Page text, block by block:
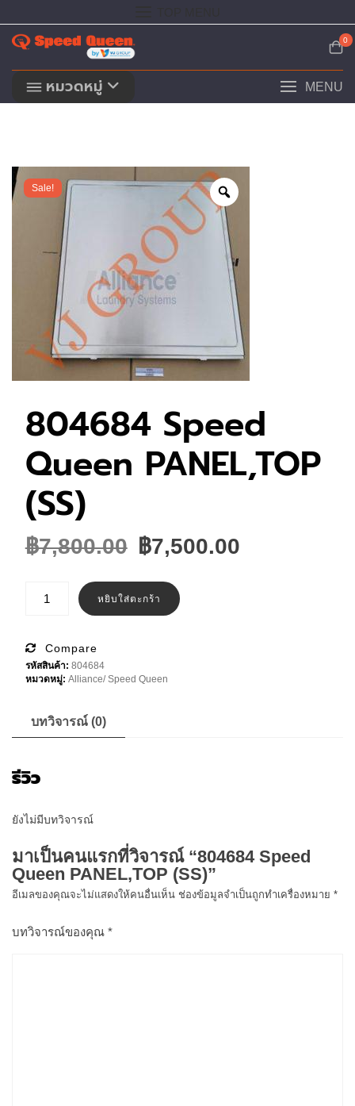
content
0
หมวดหมู่ MENU
Sale!
804684 Speed
Queen PANEL,TOP
(SS)
฿7,800.00 Original
was:
฿7,800.00.
฿7,500.00
804684
(SS)
ชิ้น
หยิบใส่ตะกร้า
Compare
รหัสสินค้า: 804684
หมวดหมู่: Alliance/ Speed Queen
บทวิจารณ์ (0)
รีวิว
ยังไม่มีบทวิจารณ์
มาเป็นคนแรกที่วิจารณ์ “804684 Speed
Queen PANEL,TOP (SS)”
อีเมลของคุณจะไม่แสดงให้คนอื่นเห็น ช่องข้อมูลจำเป็นถูกทำเครื่องหมาย *
บทวิจารณ์ของคุณ *